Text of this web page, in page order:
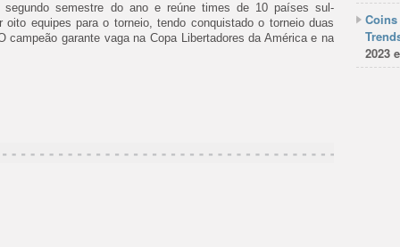
segundo semestre do ano e reúne times de 10 países sul-
equipes para o torneio, tendo conquistado o torneio duas
garante vaga na Copa Libertadores da América e na
2023